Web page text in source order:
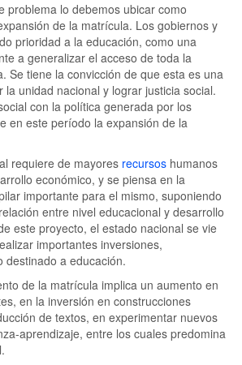
problema lo debemos ubicar como
de la matrícula. Los gobiernos y
prioridad a la educación, como una
a generalizar el acceso de toda la
Se tiene la convicción de que esta es una
la unidad nacional y lograr justicia social.
con la política generada por los
en este período la expansión de la
requiere de mayores recursos humanos
económico, y se piensa en la
importante para el mismo, suponiendo
entre nivel educacional y desarrollo
este proyecto, el estado nacional se vie
importantes inversiones,
destinado a educación.
de la matrícula implica un aumento en
en la inversión en construcciones
de textos, en experimentar nuevos
aprendizaje, entre los cuales predomina